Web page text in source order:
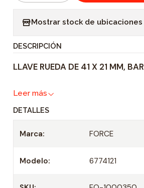
i
d
d
Mostrar stock de ubicaciones
DESCRIPCIÓN
LLAVE RUEDA DE 41 X 21 MM,
Leer más
DETALLES
Marca: FORCE
Modelo: 6774121